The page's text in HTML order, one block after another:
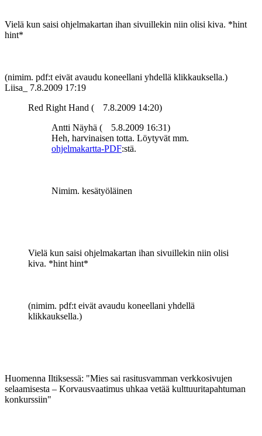
Vielä kun saisi ohjelmakartan ihan sivuillekin niin olisi kiva. *hint
hint*
(nimim. pdf:t eivät avaudu koneellani yhdellä klikkauksella.)
Liisa_
7.8.2009 17:19
Red Right Hand (
7.8.2009 14:20)
Antti Näyhä (
5.8.2009 16:31)
Heh, harvinaisen totta. Löytyvät mm.
ohjelmakartta-PDF:stä.
Nimim. kesätyöläinen
Vielä kun saisi ohjelmakartan ihan sivuillekin niin olisi
kiva. *hint hint*
(nimim. pdf:t eivät avaudu koneellani yhdellä
klikkauksella.)
Huomenna Iltiksessä: "Mies sai rasitusvamman verkkosivujen
selaamisesta – Korvausvaatimus uhkaa vetää kulttuuritapahtuman
konkurssiin"